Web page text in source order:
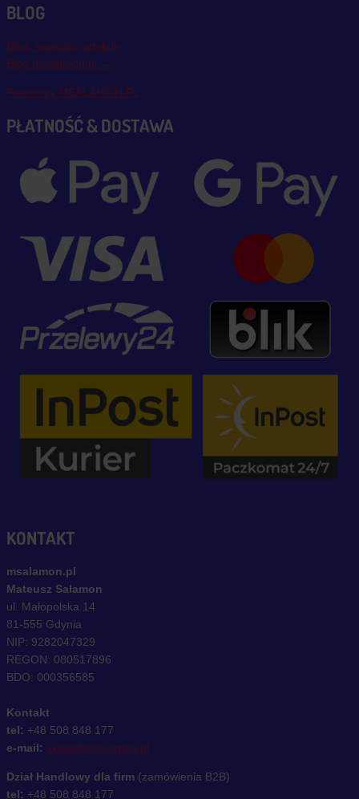
BLOG
Blog, nowości, artykuły
Blog msalamon.pl →
Partnerzy MSALAMON.PL
PŁATNOŚĆ & DOSTAWA
KONTAKT
msalamon.pl
Mateusz Salamon
ul. Małopolska 14
81-555 Gdynia
NIP: 9282047329
REGON: 080517896
BDO: 000356585
Kontakt
tel: +48 508 848 177
e-mail: sklep@msalamon.pl
Dział Handlowy dla firm (zamówienia B2B)
tel: +48 508 848 177